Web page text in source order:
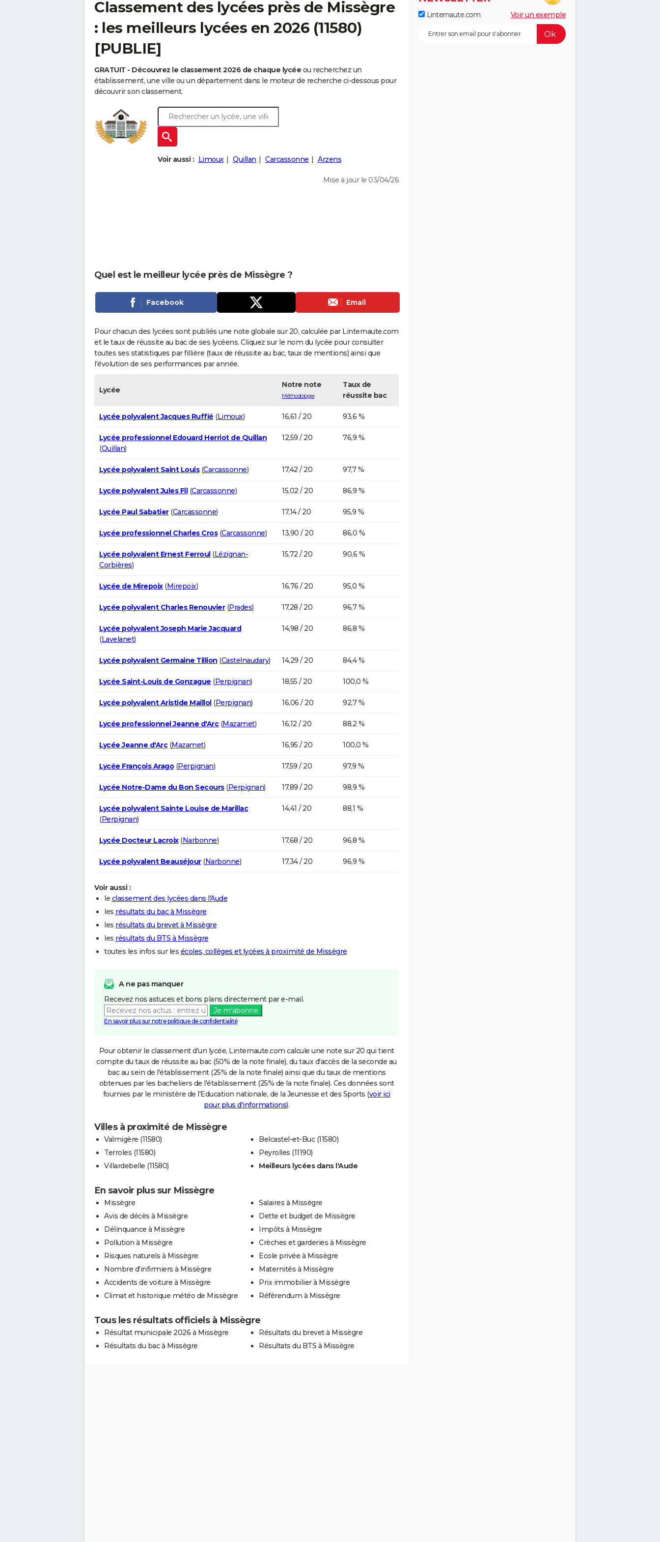
Classement des lycées près de Missègre
: les meilleurs lycées en 2026 (11580)
[PUBLIE]
GRATUIT - Découvrez le classement 2026 de chaque lycée ou recherchez un
établissement, une ville ou un département dans le moteur de recherche ci-dessous pour
découvrir son classement.
Voir aussi : Limoux Quillan Carcassonne Arzens
Mise à jour le 03/04/26
Quel est le meilleur lycée près de Missègre ?
Facebook Email
Pour chacun des lycées sont publiés une note globale sur 20, calculée par Linternaute.com
et le taux de réussite au bac de ses lycéens. Cliquez sur le nom du lycée pour consulter
toutes ses statistiques par fillière (taux de réussite au bac, taux de mentions) ainsi que
l'évolution de ses performances par année.
Lycée
Notre note
Méthodologie
Taux de
réussite bac
Lycée polyvalent Jacques Ruffié (Limoux) 16,61 / 20 93,6 %
Lycée professionnel Edouard Herriot de Quillan
(Quillan)
12,59 / 20 76,9 %
Lycée polyvalent Saint Louis(Carcassonne) 17,42 / 20 97,7 %
Lycée polyvalent Jules Fil(Carcassonne) 15,02 / 20 86,9 %
Lycée Paul Sabatier(Carcassonne) 17,14 / 20 95,9 %
Lycée professionnel Charles Cros(Carcassonne) 13,90 / 20 86,0 %
Lycée polyvalent Ernest Ferroul(Lézignan-
Corbières)
15,72 / 20 90,6 %
Lycée de Mirepoix(Mirepoix) 16,76 / 20 95,0 %
Lycée polyvalent Charles Renouvier(Prades) 17,28 / 20 96,7 %
Lycée polyvalent Joseph Marie Jacquard
(Lavelanet)
14,98 / 20 86,8 %
Lycée polyvalent Germaine Tillion (Castelnaudary) 14,29 / 20 84,4 %
Lycée Saint-Louis de Gonzague (Perpignan) 18,55 / 20 100,0 %
Lycée polyvalent Aristide Maillol(Perpignan) 16,06 / 20 92,7 %
Lycée professionnel Jeanne d'Arc(Mazamet) 16,12 / 20 88,2 %
Lycée Jeanne d'Arc(Mazamet) 16,95 / 20 100,0 %
Lycée François Arago (Perpignan) 17,59 / 20 97,9 %
Lycée Notre-Dame du Bon Secours(Perpignan) 17,89 / 20 98,9 %
Lycée polyvalent Sainte Louise de Marillac
(Perpignan)
14,41 / 20 88,1 %
Lycée Docteur Lacroix(Narbonne) 17,68 / 20 96,8 %
Lycée polyvalent Beauséjour(Narbonne) 17,34 / 20 96,9 %
Voir aussi :
le classement des lycées dans l'Aude
les résultats du bac à Missègre
les résultats du brevet à Missègre
les résultats du BTS à Missègre
toutes les infos sur les écoles, collèges et lycées à proximité de Missègre
A ne pas manquer
Recevez nos astuces et bons plans directement par e-mail.
Je m'abonne
En savoir plus sur notre politique de confidentialité
Pour obtenir le classement d'un lycée, Linternaute.com calcule une note sur 20 qui tient
compte du taux de réussite au bac (50% de la note finale), du taux d'accès de la seconde au
bac au sein de l'établissement (25% de la note finale) ainsi que du taux de mentions
obtenues par les bacheliers de l'établissement (25% de la note finale). Ces données sont
fournies par le ministère de l'Education nationale, de la Jeunesse et des Sports (voir ici
pour plus d'informations).
Villes à proximité de Missègre
Valmigère (11580)
Terroles (11580)
Villardebelle (11580)
Belcastel-et-Buc (11580)
Peyrolles (11190)
Meilleurs lycées dans l'Aude
En savoir plus sur Missègre
Missègre
Avis de décès à Missègre
Délinquance à Missègre
Pollution à Missègre
Risques naturels à Missègre
Nombre d'infirmiers à Missègre
Accidents de voiture à Missègre
Climat et historique météo de Missègre
Salaires à Missègre
Dette et budget de Missègre
Impôts à Missègre
Crèches et garderies à Missègre
Ecole privée à Missègre
Maternités à Missègre
Prix immobilier à Missègre
Référendum à Missègre
Tous les résultats officiels à Missègre
Résultat municipale 2026 à Missègre
Résultats du bac à Missègre
Résultats du brevet à Missègre
Résultats du BTS à Missègre
Linternaute.com Voir un exemple